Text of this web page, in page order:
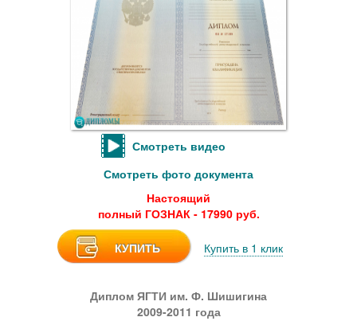
Смотреть видео
Смотреть фото документа
Настоящий
полный ГОЗНАК - 17990 руб.
КУПИТЬ Купить в 1 клик
Диплом ЯГТИ им. Ф. Шишигина
2009-2011 года